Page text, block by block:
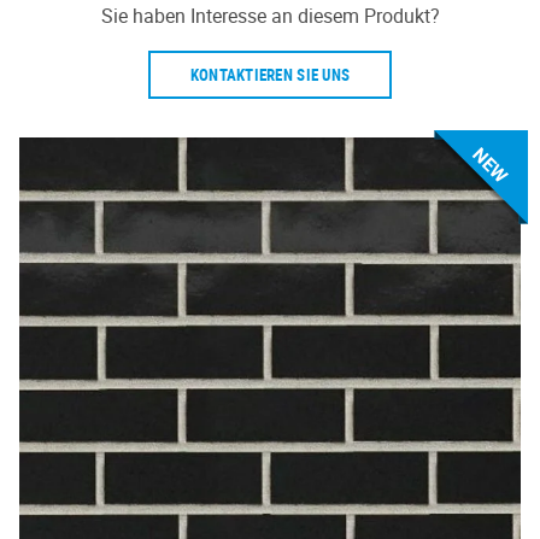
NEW
Sie haben Interesse an diesem Produkt?
KONTAKTIEREN SIE UNS